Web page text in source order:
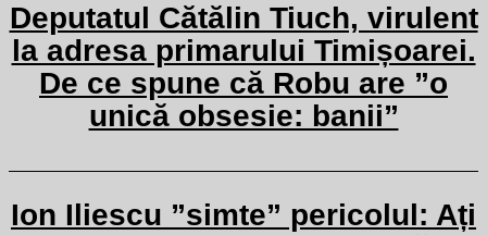
Deputatul Cătălin Tiuch, virulent
la adresa primarului Timișoarei.
De ce spune că Robu are ”o
unică obsesie: banii”
Ion Iliescu ”simte” pericolul: Ați